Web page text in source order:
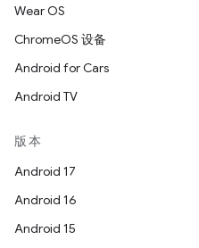
Wear OS
ChromeOS 设备
Android for Cars
Android TV
版本
Android 17
Android 16
Android 15